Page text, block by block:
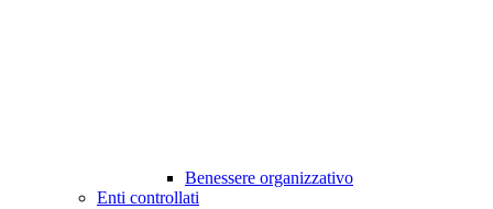
Benessere organizzativo
Enti controllati